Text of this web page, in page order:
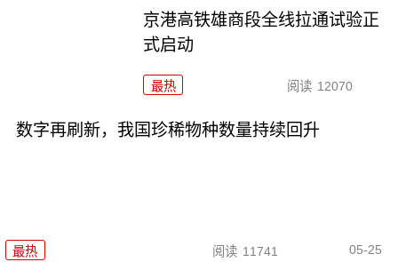
京港高铁雄商段全线拉通试验正
式启动
最热 阅读 12070
数字再刷新，我国珍稀物种数量持续回升
最热 阅读 11741 05-25